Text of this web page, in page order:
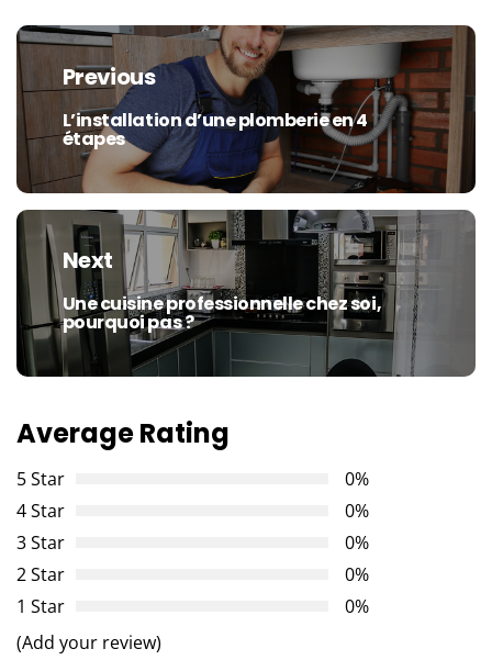
Navigation
de
l’article
Previous
Previous
post:
L’installation d’une plomberie en 4
étapes
Next
Next
post:
Une cuisine professionnelle chez soi,
pourquoi pas ?
Average Rating
5 Star
0%
4 Star
0%
3 Star
0%
2 Star
0%
1 Star
0%
(Add your review)